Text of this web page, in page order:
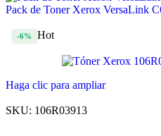
Pack de Toner Xerox VersaLink
-6% Hot
Haga clic para ampliar
SKU: 106R03913